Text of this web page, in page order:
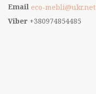
eco-mebli@ukr.net
+380974854485